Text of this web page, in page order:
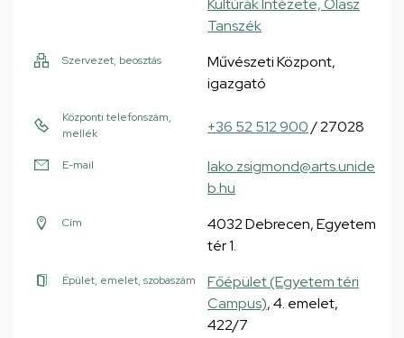
Kultúrák Intézete, Olasz
Tanszék
Szervezet, beosztás
Művészeti Központ,
igazgató
Központi telefonszám,
mellék
+36 52 512 900/ 27028
E-mail
lako.zsigmond@arts.unide
b.hu
Cím
4032 Debrecen, Egyetem
tér 1.
Épület, emelet, szobaszám
Főépület (Egyetem téri
Campus), 4. emelet,
422/7